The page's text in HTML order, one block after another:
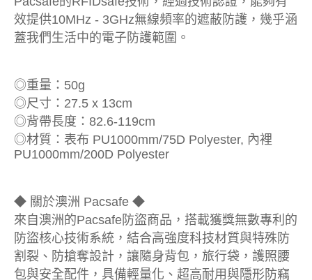
效提供10MHz - 3GHz無線頻率的遮蔽防護，幾乎涵
蓋我們生活中的電子防護範圍。
◎重量：50g
◎尺寸：27.5 x 13cm
◎背帶長度：82.6-119cm
◎材質：表布 PU1000mm/75D Polyester, 內裡
PU1000mm/200D Polyester
◆ 關於澳洲 Pacsafe ◆
來自澳洲的Pacsafe防盜商品，搭載獲獎無數專利的
防盜核心技術系統，結合高強度科技材質與特殊防
割裂、防搶奪設計，讓隨身背包，旅行袋，護照腰
包與安全配件，具備輕量化、超高耐用與隱形防竊